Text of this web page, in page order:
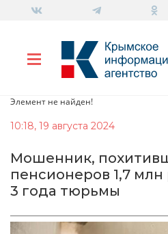
Элемент не найден!
10:18, 19 августа 2024
Мошенник,
пенсионеров 1,7
3 года тюрьмы